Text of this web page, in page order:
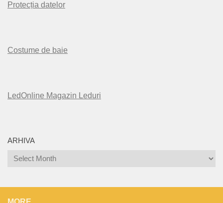
Protecția datelor
Costume de baie
LedOnline Magazin Leduri
ARHIVA
Arhiva